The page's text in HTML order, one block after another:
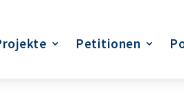
Petitionen